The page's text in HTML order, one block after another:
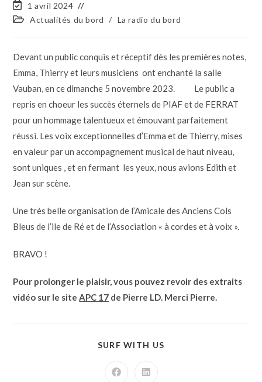
1 avril 2024
Actualités du bord
/ La radio du bord
Devant un public conquis et réceptif dès les premières notes,
Emma, Thierry et leurs musiciens ont enchanté la salle
Vauban, en ce dimanche 5 novembre 2023. Le public a
repris en choeur les succès éternels de PIAF et de FERRAT
pour un hommage talentueux et émouvant parfaitement
réussi. Les voix exceptionnelles d’Emma et de Thierry, mises
en valeur par un accompagnement musical de haut niveau,
sont uniques , et en fermant les yeux, nous avions Edith et
Jean sur scène.
Une très belle organisation de l’Amicale des Anciens Cols
Bleus de l’ile de Ré et de l’Association « à cordes et à voix ».
BRAVO !
Pour prolonger le plaisir, vous pouvez revoir des extraits
vidéo sur le siteAPC 17 de Pierre LD. Merci Pierre.
SURF WITH US